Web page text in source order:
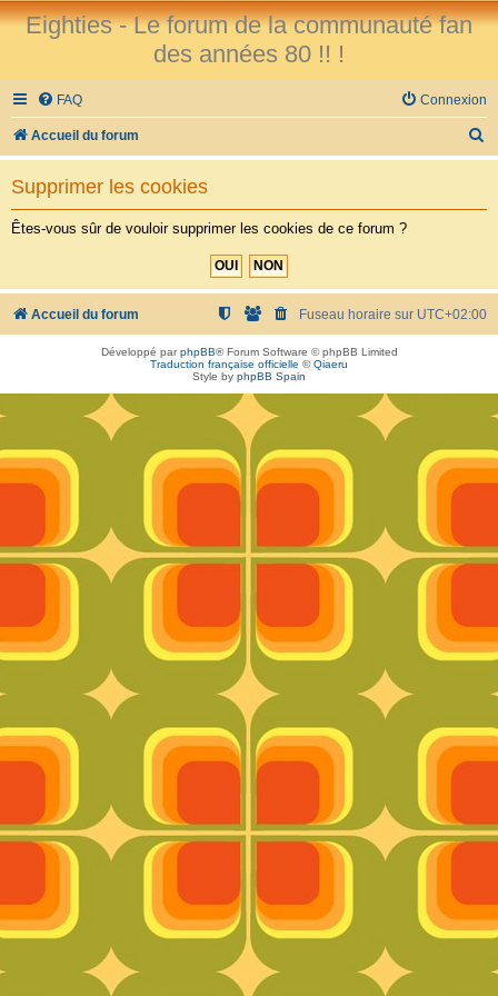
Eighties - Le forum de la communauté fan
des années 80 !! !
FAQ Connexion
Accueil du forum
e
h
r
Supprimer les cookies
Êtes-vous sûr de vouloir supprimer les cookies de ce forum ?
Accueil du forum Fuseau horaire sur UTC+02:00
Développé parphpBB® Forum Software © phpBB Limited
Traduction française officielle ©Qiaeru
Style by phpBB Spain